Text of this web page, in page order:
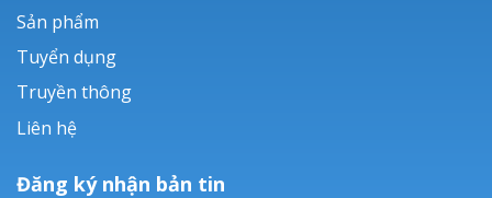
Sản phẩm
Tuyển dụng
Truyền thông
Liên hệ
Đăng ký nhận bản tin